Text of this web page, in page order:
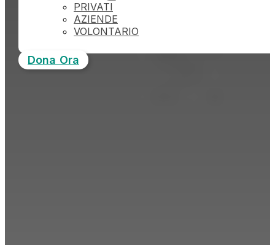
PRIVATI
AZIENDE
VOLONTARIO
Dona Ora